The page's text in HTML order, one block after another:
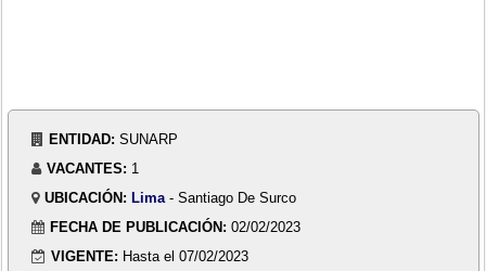
ENTIDAD: SUNARP
VACANTES: 1
UBICACIÓN: Lima - Santiago De Surco
FECHA DE PUBLICACIÓN: 02/02/2023
VIGENTE: Hasta el 07/02/2023